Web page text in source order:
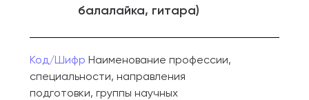
балалайка, гитара)
Код/Шифр Наименование профессии,
специальности, направления
подготовки, группы научных